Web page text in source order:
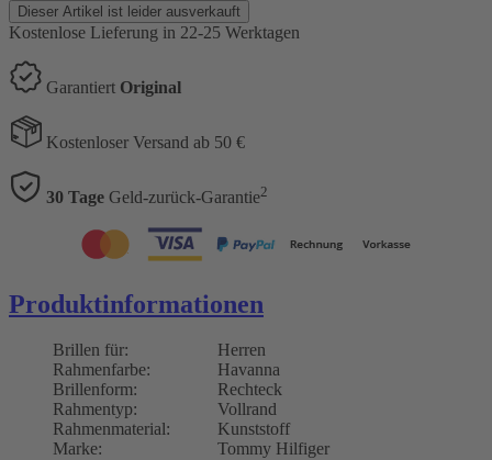
Dieser Artikel ist leider ausverkauft
Kostenlose Lieferung in 22-25 Werktagen
Garantiert Original
Kostenloser Versand ab 50 €
30 Tage Geld-zurück-Garantie2
Produktinformationen
Brillen für:
Herren
Rahmenfarbe:
Havanna
Brillenform:
Rechteck
Rahmentyp:
Vollrand
Rahmenmaterial:
Kunststoff
Marke:
Tommy Hilfiger